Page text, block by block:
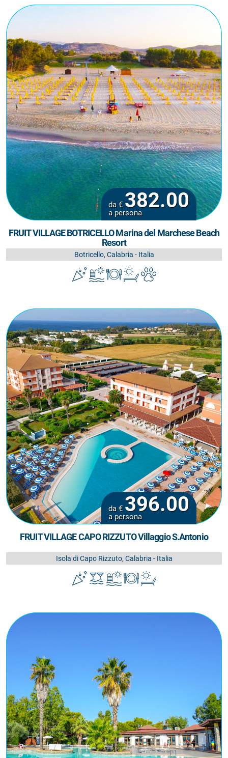
da € 382.00
a persona
FRUIT VILLAGE BOTRICELLO Marina del Marchese Beach
Resort
Botricello, Calabria - Italia
da € 396.00
a persona
FRUIT VILLAGE CAPO RIZZUTO Villaggio S.Antonio
Isola di Capo Rizzuto, Calabria - Italia